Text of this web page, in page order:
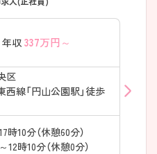
年収 337万円～
区
線「円山公園駅」徒歩
時10分（休憩60分）
時10分（休憩0分）